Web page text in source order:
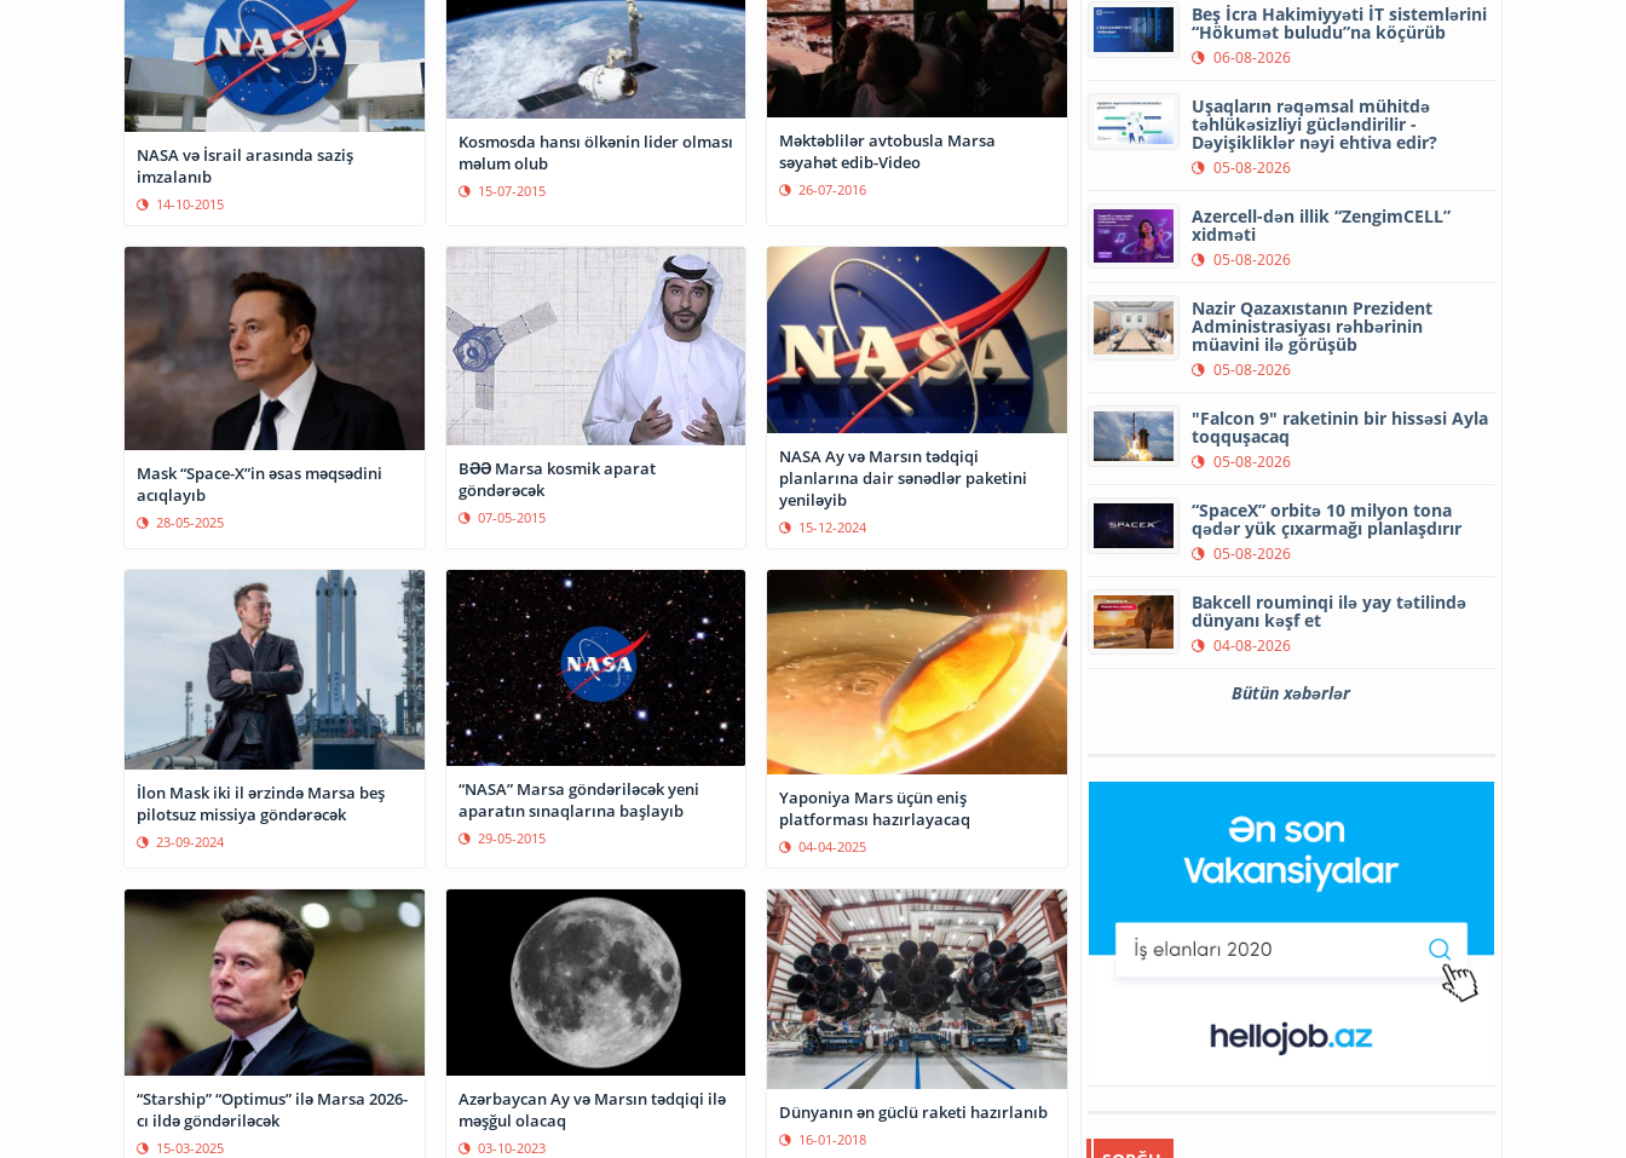
NASA və İsrail arasında saziş
imzalanıb
14-10-2015
Kosmosda hansı ölkənin lider olması
məlum olub
15-07-2015
Məktəblilər avtobusla Marsa
səyahət edib-Video
26-07-2016
Mask “Space-X”in əsas məqsədini
acıqlayıb
28-05-2025
BƏƏ Marsa kosmik aparat
göndərəcək
07-05-2015
NASA Ay və Marsın tədqiqi
planlarına dair sənədlər paketini
yeniləyib
15-12-2024
İlon Mask iki il ərzində Marsa beş
pilotsuz missiya göndərəcək
23-09-2024
“NASA” Marsa göndəriləcək yeni
aparatın sınaqlarına başlayıb
29-05-2015
Yaponiya Mars üçün eniş
platforması hazırlayacaq
04-04-2025
“Starship” “Optimus” ilə Marsa 2026-
cı ildə göndəriləcək
15-03-2025
Azərbaycan Ay və Marsın tədqiqi ilə
məşğul olacaq
03-10-2023
Dünyanın ən güclü raketi hazırlanıb
16-01-2018
Beş İcra Hakimiyyəti İT sistemlərini
“Hökumət buludu”na köçürüb
06-08-2026
Uşaqların rəqəmsal mühitdə
təhlükəsizliyi gücləndirilir -
Dəyişikliklər nəyi ehtiva edir?
05-08-2026
Azercell-dən illik “ZengimCELL”
xidməti
05-08-2026
Nazir Qazaxıstanın Prezident
Administrasiyası rəhbərinin
müavini ilə görüşüb
05-08-2026
"Falcon 9" raketinin bir hissəsi Ayla
toqquşacaq
05-08-2026
“SpaceX” orbitə 10 milyon tona
qədər yük çıxarmağı planlaşdırır
05-08-2026
Bakcell rouminqi ilə yay tətilində
dünyanı kəşf et
04-08-2026
Bütün xəbərlər